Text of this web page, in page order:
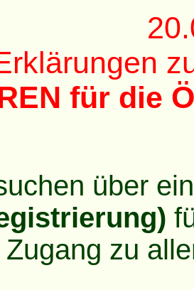
für die
über
Zugang zu